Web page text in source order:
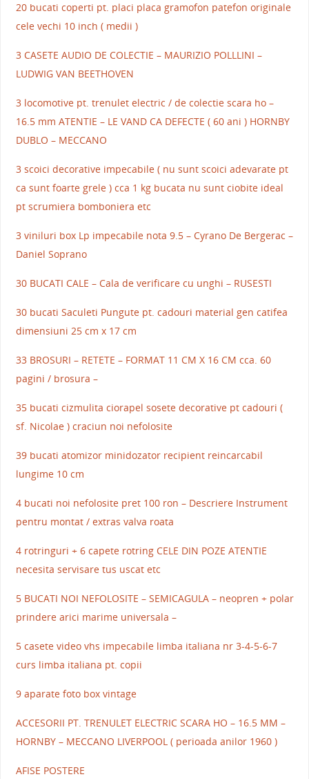
20 bucati coperti pt. placi placa gramofon patefon originale
cele vechi 10 inch ( medii )
3 CASETE AUDIO DE COLECTIE – MAURIZIO POLLLINI –
LUDWIG VAN BEETHOVEN
3 locomotive pt. trenulet electric / de colectie scara ho –
16.5 mm ATENTIE – LE VAND CA DEFECTE ( 60 ani ) HORNBY
DUBLO – MECCANO
3 scoici decorative impecabile ( nu sunt scoici adevarate pt
ca sunt foarte grele ) cca 1 kg bucata nu sunt ciobite ideal
pt scrumiera bomboniera etc
3 viniluri box Lp impecabile nota 9.5 – Cyrano De Bergerac –
Daniel Soprano
30 BUCATI CALE – Cala de verificare cu unghi – RUSESTI
30 bucati Saculeti Pungute pt. cadouri material gen catifea
dimensiuni 25 cm x 17 cm
33 BROSURI – RETETE – FORMAT 11 CM X 16 CM cca. 60
pagini / brosura –
35 bucati cizmulita ciorapel sosete decorative pt cadouri (
sf. Nicolae ) craciun noi nefolosite
39 bucati atomizor minidozator recipient reincarcabil
lungime 10 cm
4 bucati noi nefolosite pret 100 ron – Descriere Instrument
pentru montat / extras valva roata
4 rotringuri + 6 capete rotring CELE DIN POZE ATENTIE
necesita servisare tus uscat etc
5 BUCATI NOI NEFOLOSITE – SEMICAGULA – neopren + polar
prindere arici marime universala –
5 casete video vhs impecabile limba italiana nr 3-4-5-6-7
curs limba italiana pt. copii
9 aparate foto box vintage
ACCESORII PT. TRENULET ELECTRIC SCARA HO – 16.5 MM –
HORNBY – MECCANO LIVERPOOL ( perioada anilor 1960 )
AFISE POSTERE